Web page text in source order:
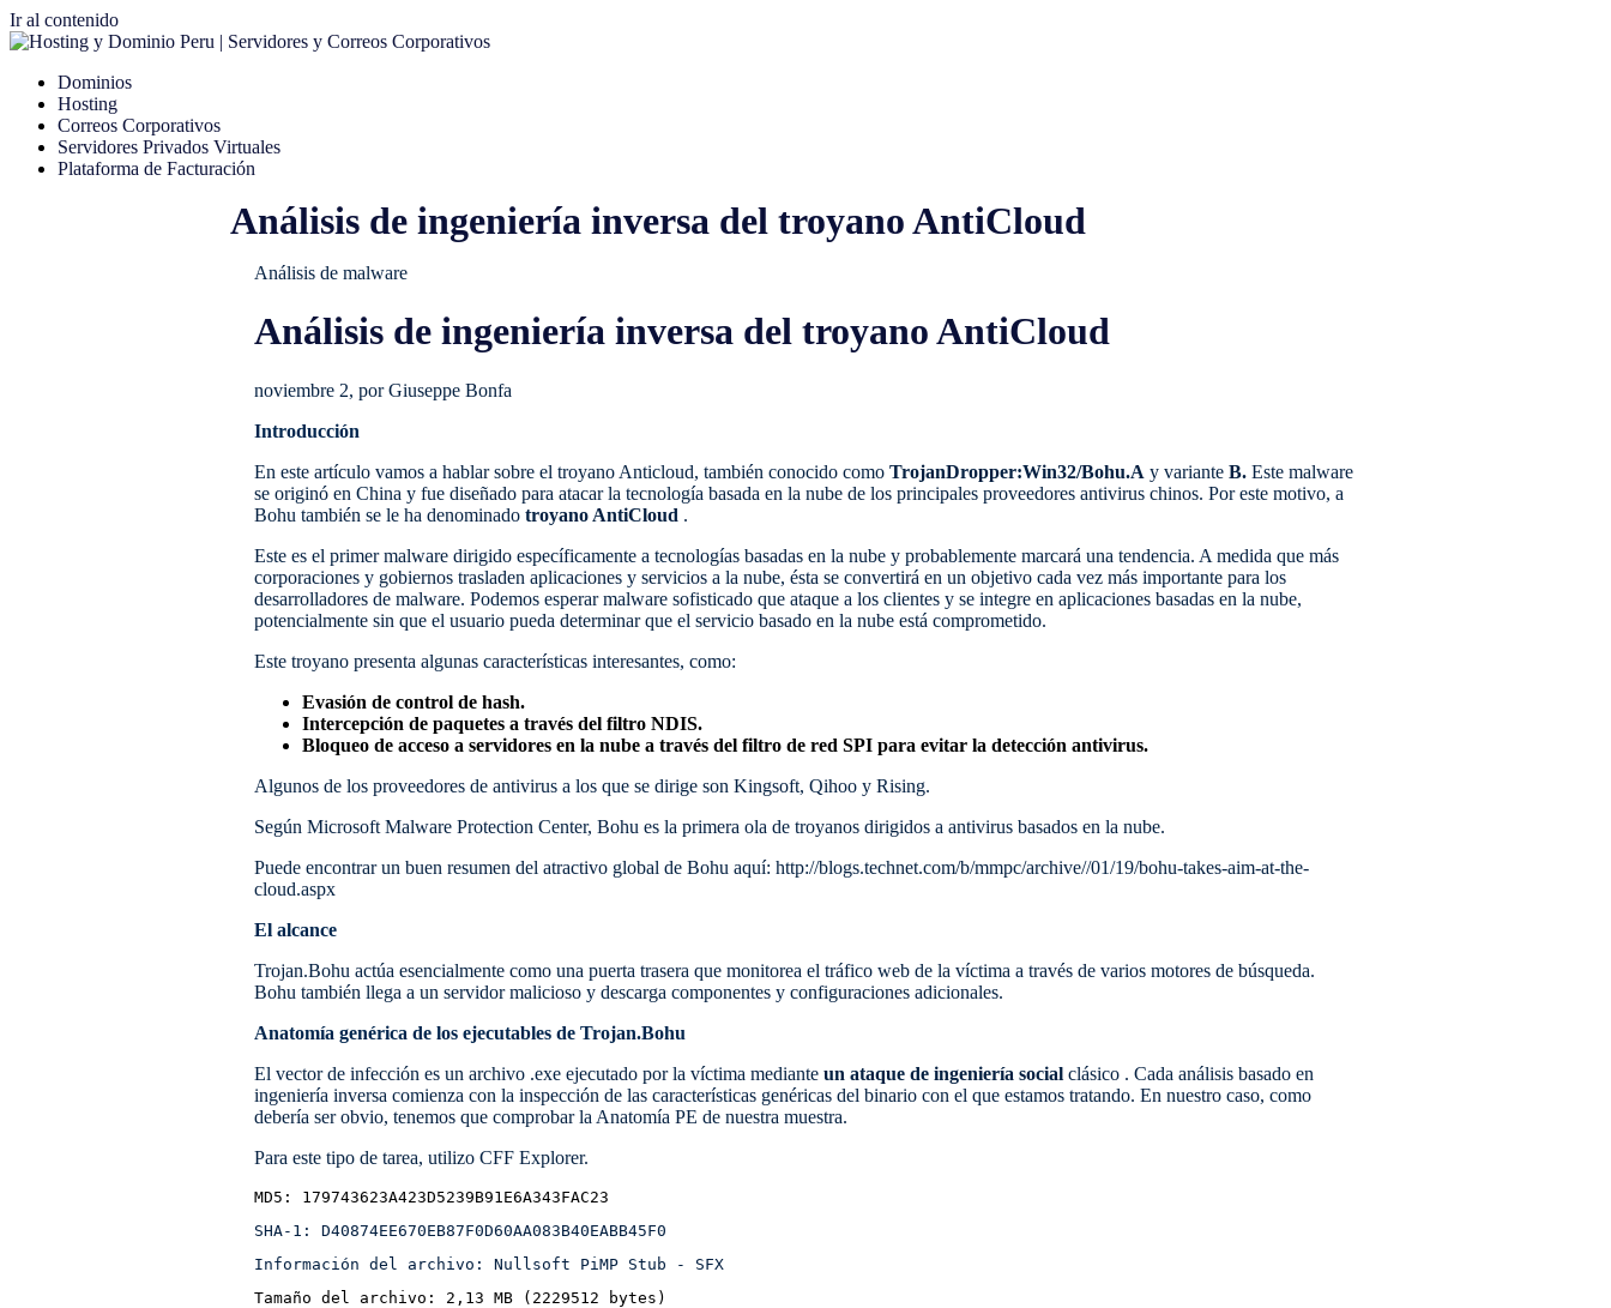
Ir al contenido
Dominios
Hosting
Correos Corporativos
Servidores Privados Virtuales
Plataforma de Facturación
Análisis de ingeniería inversa del troyano AntiCloud
Análisis de malware
Análisis de ingeniería inversa del troyano AntiCloud
noviembre 2, por Giuseppe Bonfa
Introducción
En este artículo vamos a hablar sobre el troyano Anticloud, también conocido como TrojanDropper:Win32/Bohu.A y variante B. Este malware
se originó en China y fue diseñado para atacar la tecnología basada en la nube de los principales proveedores antivirus chinos. Por este motivo, a
Bohu también se le ha denominado troyano AntiCloud .
Este es el primer malware dirigido específicamente a tecnologías basadas en la nube y probablemente marcará una tendencia. A medida que más
corporaciones y gobiernos trasladen aplicaciones y servicios a la nube, ésta se convertirá en un objetivo cada vez más importante para los
desarrolladores de malware. Podemos esperar malware sofisticado que ataque a los clientes y se integre en aplicaciones basadas en la nube,
potencialmente sin que el usuario pueda determinar que el servicio basado en la nube está comprometido.
Este troyano presenta algunas características interesantes, como:
Evasión de control de hash.
Intercepción de paquetes a través del filtro NDIS.
Bloqueo de acceso a servidores en la nube a través del filtro de red SPI para evitar la detección antivirus.
Algunos de los proveedores de antivirus a los que se dirige son Kingsoft, Qihoo y Rising.
Según Microsoft Malware Protection Center, Bohu es la primera ola de troyanos dirigidos a antivirus basados ​​en la nube.
Puede encontrar un buen resumen del atractivo global de Bohu aquí: http://blogs.technet.com/b/mmpc/archive//01/19/bohu-takes-aim-at-the-
cloud.aspx
El alcance
Trojan.Bohu actúa esencialmente como una puerta trasera que monitorea el tráfico web de la víctima a través de varios motores de búsqueda.
Bohu también llega a un servidor malicioso y descarga componentes y configuraciones adicionales.
Anatomía genérica de los ejecutables de Trojan.Bohu
El vector de infección es un archivo .exe ejecutado por la víctima mediante un ataque de ingeniería social clásico . Cada análisis basado en
ingeniería inversa comienza con la inspección de las características genéricas del binario con el que estamos tratando. En nuestro caso, como
debería ser obvio, tenemos que comprobar la Anatomía PE de nuestra muestra.
Para este tipo de tarea, utilizo CFF Explorer.
MD5: 179743623A423D5239B91E6A343FAC23
SHA-1: D40874EE670EB87F0D60AA083B40EABB45F0
Información del archivo: Nullsoft PiMP Stub - SFX
Tamaño del archivo: 2,13 MB (2229512 bytes)